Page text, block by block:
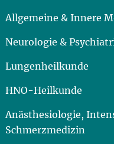
Allgemeine & Innere
Neurologie &
Lungenheilkunde
HNO-Heilkunde
Anästhesiologie,
Schmerzmedizin